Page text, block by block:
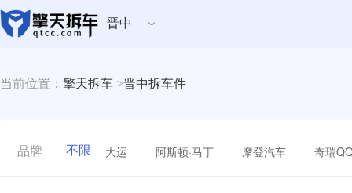
晋中
当前位置： 擎天拆车 >晋中拆车件
品牌 不限 大运 阿斯顿·马丁 摩登汽车 奇瑞